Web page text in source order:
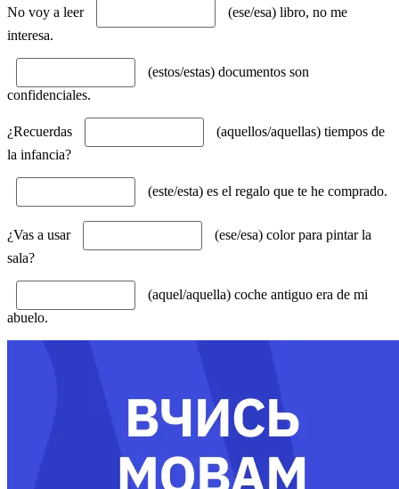
No voy a leer
(ese/esa) libro, no me
interesa.
(estos/estas) documentos son
confidenciales.
¿Recuerdas
(aquellos/aquellas) tiempos de
la infancia?
(este/esta) es el regalo que te he comprado.
¿Vas a usar
(ese/esa) color para pintar la
sala?
(aquel/aquella) coche antiguo era de mi
abuelo.